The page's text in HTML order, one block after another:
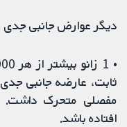
دیگر عوارض جانبی جدی
ثابت، عارضه جانبی
مفصلی متحرک داشت.
افتاده باشد.